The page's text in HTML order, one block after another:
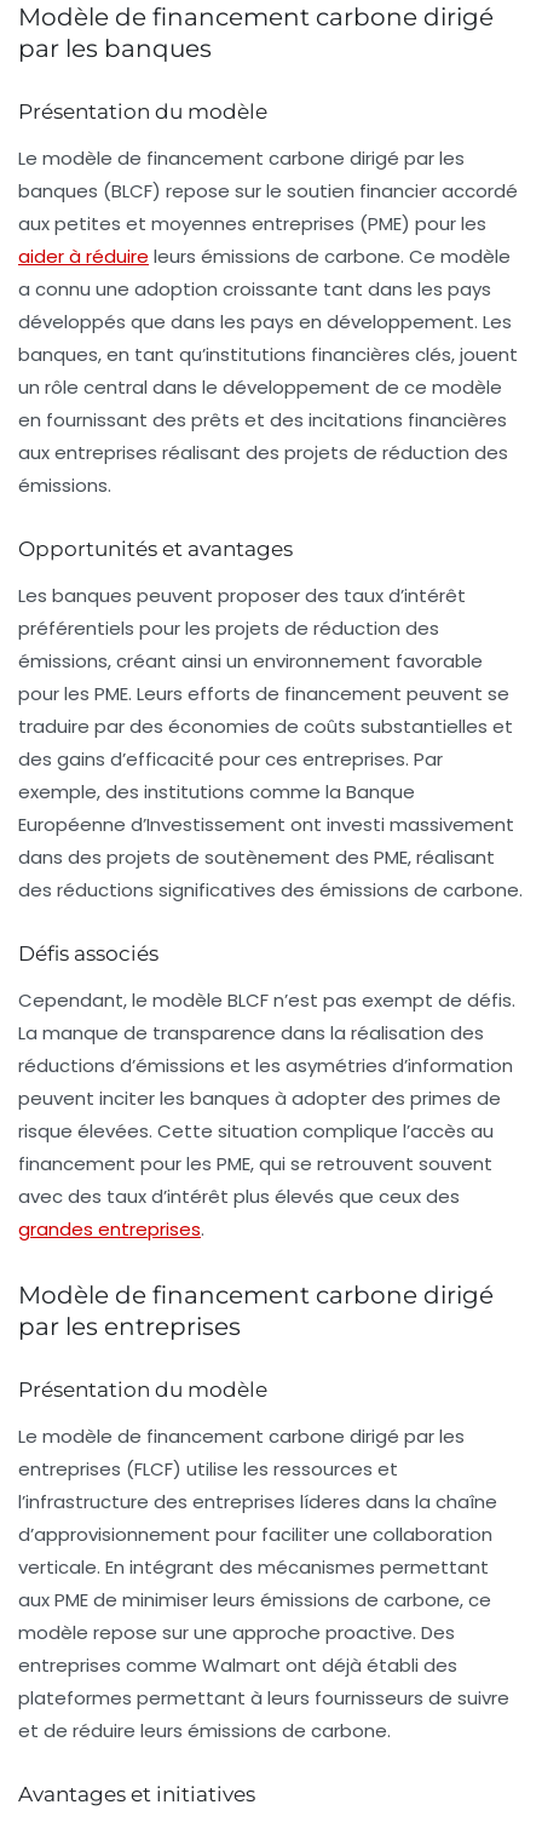
Modèle de financement carbone dirigé
par les banques
Présentation du modèle
Le modèle de financement carbone dirigé par les
banques (BLCF) repose sur le soutien financier accordé
aux petites et moyennes entreprises (PME) pour les
aider à réduire leurs émissions de carbone. Ce modèle
a connu une adoption croissante tant dans les pays
développés que dans les pays en développement. Les
banques, en tant qu’institutions financières clés, jouent
un rôle central dans le développement de ce modèle
en fournissant des prêts et des incitations financières
aux entreprises réalisant des projets de réduction des
émissions.
Opportunités et avantages
Les banques peuvent proposer des taux d’intérêt
préférentiels pour les projets de réduction des
émissions, créant ainsi un environnement favorable
pour les PME. Leurs efforts de financement peuvent se
traduire par des économies de coûts substantielles et
des gains d’efficacité pour ces entreprises. Par
exemple, des institutions comme la Banque
Européenne d’Investissement ont investi massivement
dans des projets de soutènement des PME, réalisant
des réductions significatives des émissions de carbone.
Défis associés
Cependant, le modèle BLCF n’est pas exempt de défis.
La manque de transparence dans la réalisation des
réductions d’émissions et les asymétries d’information
peuvent inciter les banques à adopter des primes de
risque élevées. Cette situation complique l’accès au
financement pour les PME, qui se retrouvent souvent
avec des taux d’intérêt plus élevés que ceux des
grandes entreprises.
Modèle de financement carbone dirigé
par les entreprises
Présentation du modèle
Le modèle de financement carbone dirigé par les
entreprises (FLCF) utilise les ressources et
l’infrastructure des entreprises líderes dans la chaîne
d’approvisionnement pour faciliter une collaboration
verticale. En intégrant des mécanismes permettant
auxPMEde minimiser leurs émissions de carbone, ce
modèle repose sur une approche proactive. Des
entreprises comme Walmart ont déjà établi des
plateformes permettant à leurs fournisseurs de suivre
et de réduire leurs émissions de carbone.
Avantages et initiatives